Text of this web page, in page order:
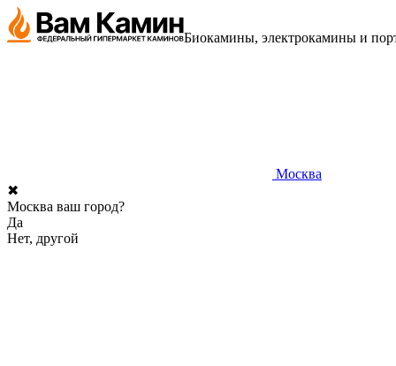
Биокамины, электрокамины и
Москва
✖
Москва ваш город?
Да
Нет, другой